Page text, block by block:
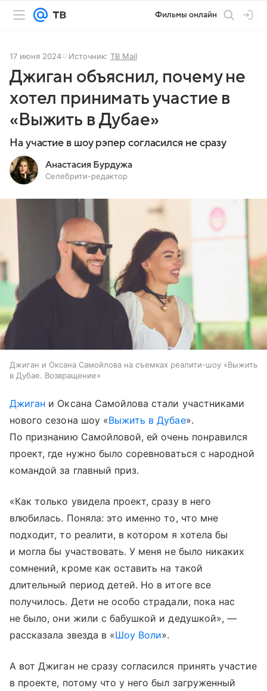
Фильмы онлайн
17 июня 2024 Источник: ТВ Mail
Джиган объяснил, почему не
хотел принимать участие в
«Выжить в Дубае»
На участие в шоу рэпер согласился не сразу
Анастасия Бурдужа
Селебрити-редактор
Джиган и Оксана Самойлова на съемках реалити-шоу «Выжить
в Дубае. Возвращение»
Джиган и Оксана Самойлова стали участниками
нового сезона шоу «Выжить в Дубае».
По признанию Самойловой, ей очень понравился
проект, где нужно было соревноваться с народной
командой за главный приз.
«Как только увидела проект, сразу в него
влюбилась. Поняла: это именно то, что мне
подходит, то реалити, в котором я хотела бы
и могла бы участвовать. У меня не было никаких
сомнений, кроме как оставить на такой
длительный период детей. Но в итоге все
получилось. Дети не особо страдали, пока нас
не было, они жили с бабушкой и дедушкой», —
рассказала звезда в «Шоу Воли».
А вот Джиган не сразу согласился принять участие
в проекте, потому что у него был загруженный